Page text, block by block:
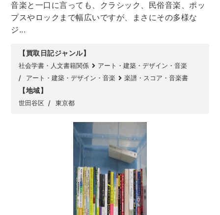
CD・DVD・Blu-ray
CD・DVD
洋書
洋書
英語洋書
木版画・浮世絵
木版画・浮世絵
音楽と一口に言っても、クラシック、民俗音楽、ポッ
プスやロックまで幅広いですが、まさにその多様な
ジ...
【買取日記ジャンル】
社会学書・人文書籍関係
アート・建築・デザイン・音楽
アート・建築・デザイン・音楽
楽譜・スコア・音楽書
【地域】
世田谷区 東京都